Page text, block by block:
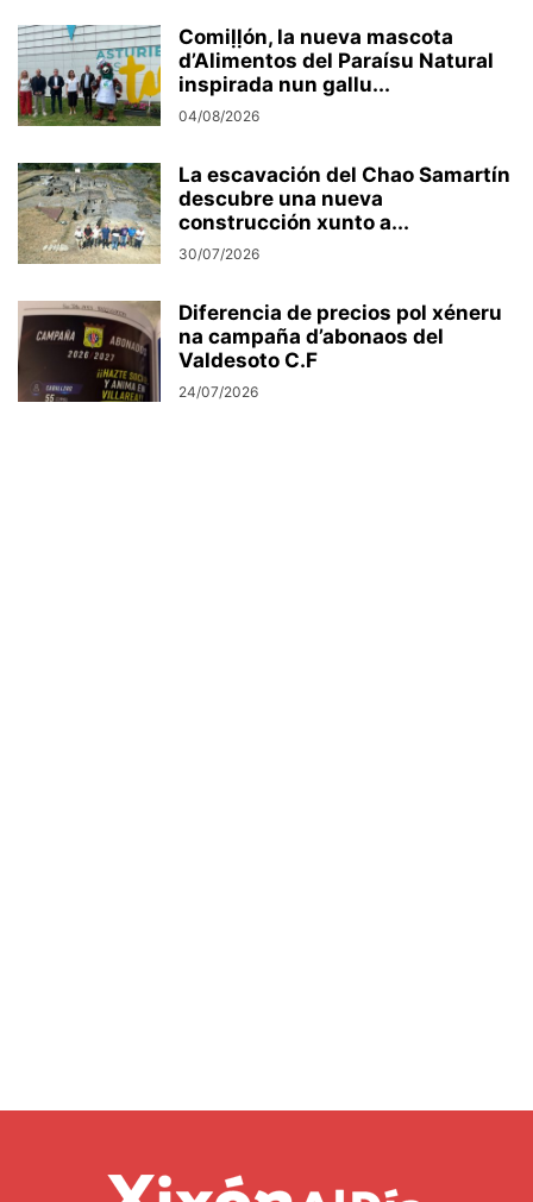
Comiḷḷón, la nueva mascota
d’Alimentos del Paraísu Natural
inspirada nun gallu...
04/08/2026
La escavación del Chao Samartín
descubre una nueva
construcción xunto a...
30/07/2026
Diferencia de precios pol xéneru
na campaña d’abonaos del
Valdesoto C.F
24/07/2026